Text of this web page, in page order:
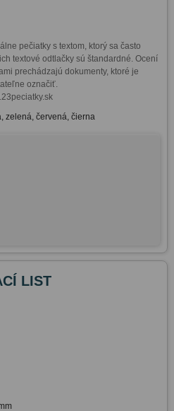
pečiatky s textom, ktorý sa často
textové odtlačky sú štandardné. Ocení
prechádzajú dokumenty, ktoré je
označiť.
zelená, červená, čierna
LIST